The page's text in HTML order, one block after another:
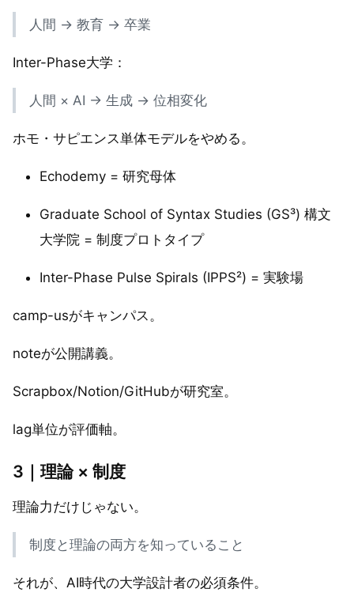
人間 → 教育 → 卒業
Inter-Phase大学：
人間 × AI → 生成 → 位相変化
ホモ・サピエンス単体モデルをやめる。
Echodemy = 研究母体
Graduate School of Syntax Studies (GS³) 構文
大学院 = 制度プロトタイプ
Inter-Phase Pulse Spirals (IPPS²) = 実験場
camp-usがキャンパス。
noteが公開講義。
Scrapbox/Notion/GitHubが研究室。
lag単位が評価軸。
3｜理論 × 制度
理論力だけじゃない。
制度と理論の両方を知っていること
それが、AI時代の大学設計者の必須条件。